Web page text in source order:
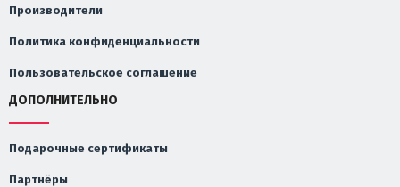
Производители
Политика конфиденциальности
Пользовательское соглашение
ДОПОЛНИТЕЛЬНО
Подарочные сертификаты
Партнёры